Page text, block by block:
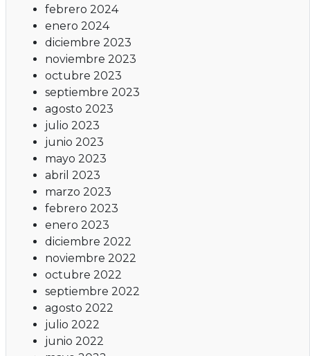
febrero 2024
enero 2024
diciembre 2023
noviembre 2023
octubre 2023
septiembre 2023
agosto 2023
julio 2023
junio 2023
mayo 2023
abril 2023
marzo 2023
febrero 2023
enero 2023
diciembre 2022
noviembre 2022
octubre 2022
septiembre 2022
agosto 2022
julio 2022
junio 2022